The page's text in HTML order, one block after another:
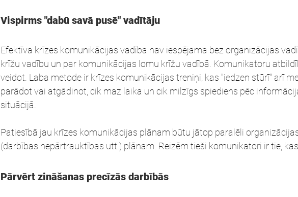
Vispirms "dabū savā pusē" vadītāju
Efektīva krīzes komunikācijas vadība nav iespējama bez organizācijas
krīžu vadību un par komunikācijas lomu krīžu vadībā. Komunikatoru
veidot. Laba metode ir krīzes komunikācijas treniņi, kas "iedzen stūrī" arī
parādot vai atgādinot, cik maz laika un cik milzīgs spiediens pēc
situācijā.
Patiesībā jau krīzes komunikācijas plānam būtu jātop paralēli
(darbības nepārtrauktības utt.) plānam. Reizēm tieši komunikatori ir tie,
Pārvērt zināšanas precīzās darbībās